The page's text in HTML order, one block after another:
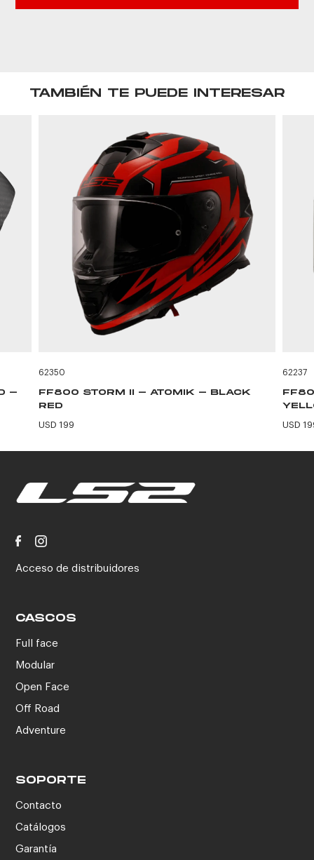
TAMBIÉN TE PUEDE INTERESAR
-
62350
FF800 STORM II - ATOMIK - BLACK
RED
USD 199
62237
USD
Acceso de distribuidores
CASCOS
Full face
Modular
Open Face
Off Road
Adventure
SOPORTE
Contacto
Catálogos
Garantía